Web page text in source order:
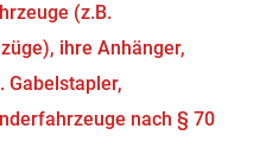
(z.B.
ihre Anhänger,
Gabelstapler,
nach § 70